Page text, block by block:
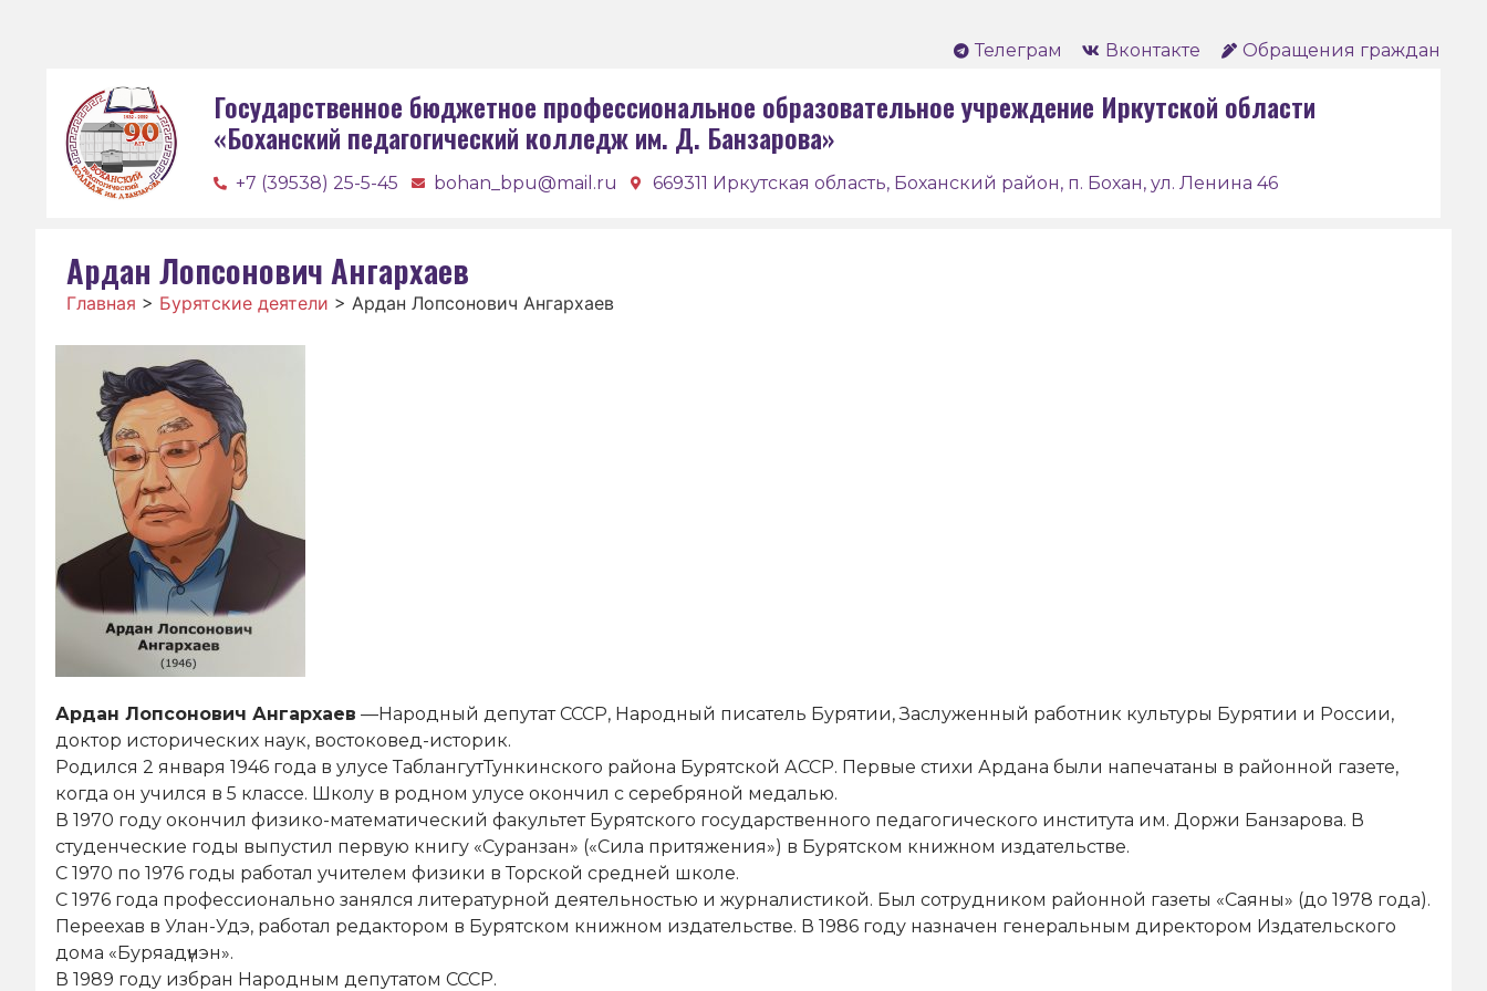
Телеграм Вконтакте Обращения граждан
Государственное бюджетное профессиональное образовательное учреждение Иркутской области
«Боханский педагогический колледж им. Д. Банзарова»
+7 (39538) 25-5-45 bohan_bpu@mail.ru 669311 Иркутская область, Боханский район, п. Бохан, ул. Ленина 46
Ардан Лопсонович Ангархаев
Главная > Бурятские деятели > Ардан Лопсонович Ангархаев
Ардан Лопсонович Ангархаев —Народный депутат СССР, Народный писатель Бурятии, Заслуженный работник культуры Бурятии и России,
доктор исторических наук, востоковед-историк.
Родился 2 января 1946 года в улусе ТаблангутТункинского района Бурятской АССР. Первые стихи Ардана были напечатаны в районной газете,
когда он учился в 5 классе. Школу в родном улусе окончил с серебряной медалью.
В 1970 году окончил физико-математический факультет Бурятского государственного педагогического института им. Доржи Банзарова. В
студенческие годы выпустил первую книгу «Суранзан» («Сила притяжения») в Бурятском книжном издательстве.
С 1970 по 1976 годы работал учителем физики в Торской средней школе.
С 1976 года профессионально занялся литературной деятельностью и журналистикой. Был сотрудником районной газеты «Саяны» (до 1978 года).
Переехав в Улан-Удэ, работал редактором в Бурятском книжном издательстве. В 1986 году назначен генеральным директором Издательского
дома «Буряадүнэн».
В 1989 году избран Народным депутатом СССР.